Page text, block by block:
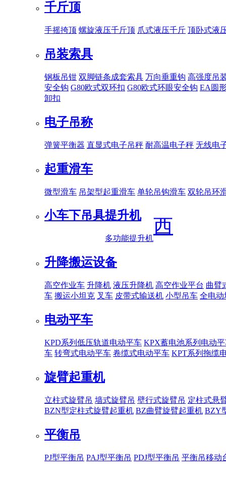
千斤顶
手摇挎顶 螺旋液压千斤顶 爪式液压千斤 顶卧式液
吊装索具
钢板吊钳 双脚链条成套索具 万向垂重钩 高强度吊
安全钩 G80欧式双环扣 G80欧式环眼安全钩 EA圆
卸扣
电子吊称
弹簧平衡器 直显式电子吊秤 耐高温电子秤 无线电
起重滑车
微型滑车 吊架型起重滑车 单轮吊钩滑车 双轮吊环
小车下吊具提升机
多功能提升机
升降搬运设备
高空作业车 升降机 液压升降机 高空作业平台 曲臂
车 搬运小坦克 叉车 皮带式输送机 小型吊车 全电动
电动平车
KPD系列低压轨道电动平车 KPX蓄电池系列电动
车 转弯式电动平车 卷缆式电动平车 KPT系列拖缆
旋臂起重机
立柱式旋臂吊 墙式旋臂吊 壁行式旋臂吊 定柱式悬
BZN型定柱式旋臂起重机 BZ曲臂旋臂起重机 BZY
平衡吊
PJ型平衡吊 PAJ型平衡吊 PDJ型平衡吊 平衡吊移动
西